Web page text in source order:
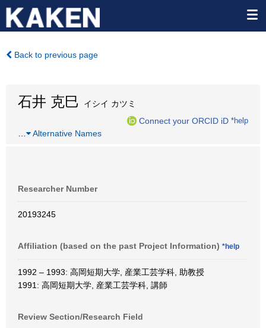
Back to previous page
石井 克巳
イシイ カツミ
Connect your ORCID iD *help
Alternative Names
Researcher Number
20193245
Affiliation (based on the past Project Information) *help
1992 – 1993: 高岡短期大学, 産業工芸学科, 助教授
1991: 高岡短期大学, 産業工芸学科, 講師
Review Section/Research Field